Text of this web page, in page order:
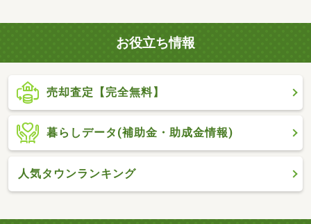
お役立ち情報
売却査定【完全無料】
暮らしデータ(補助金・助成金情報)
人気タウンランキング